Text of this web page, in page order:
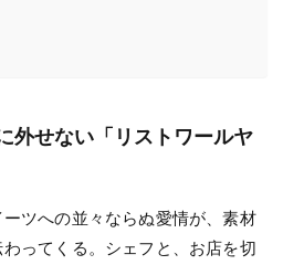
外せない「リストワールヤ
ツへの並々ならぬ愛情が、素材
ってくる。シェフと、お店を切